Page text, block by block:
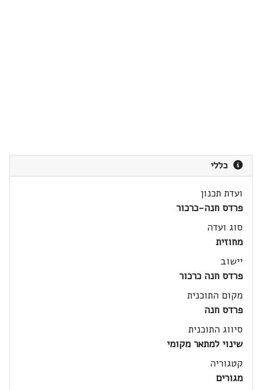
כללי
ועדת תכנון
פרדס חנה-כרכור
סוג ועדה
מחוזית
יישוב
פרדס חנה כרכור
מקום התוכנית
פרדס חנה
סיווג התוכנית
שינוי למתאר מקומי
קטגוריה
מגורים